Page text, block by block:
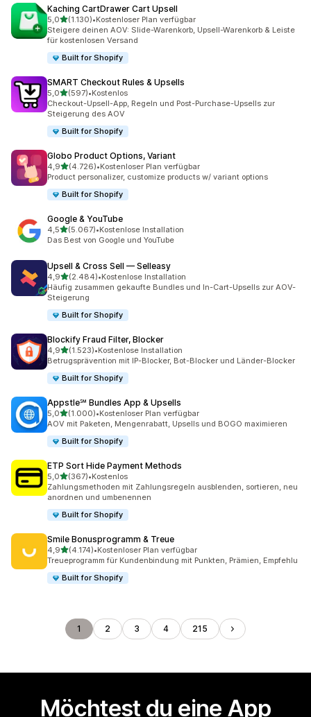
Kaching CartDrawer Cart Upsell
5,0von 5 Sternen
(1.130)
1130 Rezensionen insgesamt
•Kostenloser Plan verfügbar
Steigere deinen AOV: Slide-Warenkorb, Upsell-Warenkorb & Leiste
für kostenlosen Versand
Built for Shopify
SMART Checkout Rules & Upsells
5,0von 5 Sternen
(597)
597 Rezensionen insgesamt
•Kostenlos
Checkout-Upsell-App, Regeln und Post-Purchase-Upsells zur
Steigerung des AOV
Built for Shopify
Globo Product Options, Variant
4,9von 5 Sternen
(4.726)
4726 Rezensionen insgesamt
•Kostenloser Plan verfügbar
Product personalizer, customize products w/ variant options
Built for Shopify
Google & YouTube
4,5von 5 Sternen
(5.067)
5067 Rezensionen insgesamt
•Kostenlose Installation
Das Best von Google und YouTube
Upsell & Cross Sell — Selleasy
4,9von 5 Sternen
(2.484)
2484 Rezensionen insgesamt
•Kostenlose Installation
Häufig zusammen gekaufte Bundles und In-Cart-Upsells zur AOV-
Steigerung
Built for Shopify
Blockify Fraud Filter, Blocker
4,9von 5 Sternen
(1.523)
1523 Rezensionen insgesamt
•Kostenlose Installation
Betrugsprävention mit IP-Blocker, Bot-Blocker und Länder-Blocker
Built for Shopify
Appstle℠ Bundles App & Upsells
5,0von 5 Sternen
(1.000)
1000 Rezensionen insgesamt
•Kostenloser Plan verfügbar
AOV mit Paketen, Mengenrabatt, Upsells und BOGO maximieren
Built for Shopify
ETP Sort Hide Payment Methods
5,0von 5 Sternen
(367)
367 Rezensionen insgesamt
•Kostenlos
Zahlungsmethoden mit Zahlungsregeln ausblenden, sortieren, neu
anordnen und umbenennen
Built for Shopify
Smile Bonusprogramm & Treue
4,9von 5 Sternen
(4.174)
4174 Rezensionen insgesamt
•Kostenloser Plan verfügbar
Treueprogramm für Kundenbindung mit Punkten, Prämien, Empfehlu
Built for Shopify
1 2 3 4 215
Möchtest du eine App